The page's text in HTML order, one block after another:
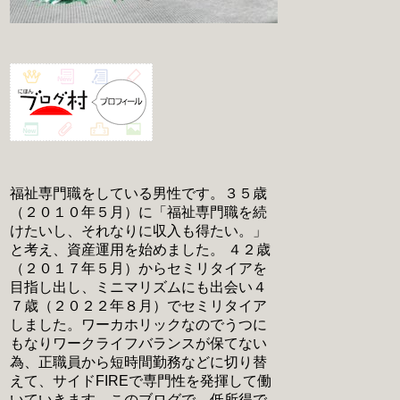
福祉専門職をしている男性です。３５歳
（２０１０年５月）に「福祉専門職を続
けたいし、それなりに収入も得たい。」
と考え、資産運用を始めました。 ４２歳
（２０１７年５月）からセミリタイアを
目指し出し、ミニマリズムにも出会い４
７歳（２０２２年８月）でセミリタイア
しました。ワーカホリックなのでうつに
もなりワークライフバランスが保てない
為、正職員から短時間勤務などに切り替
えて、サイドFIREで専門性を発揮して働